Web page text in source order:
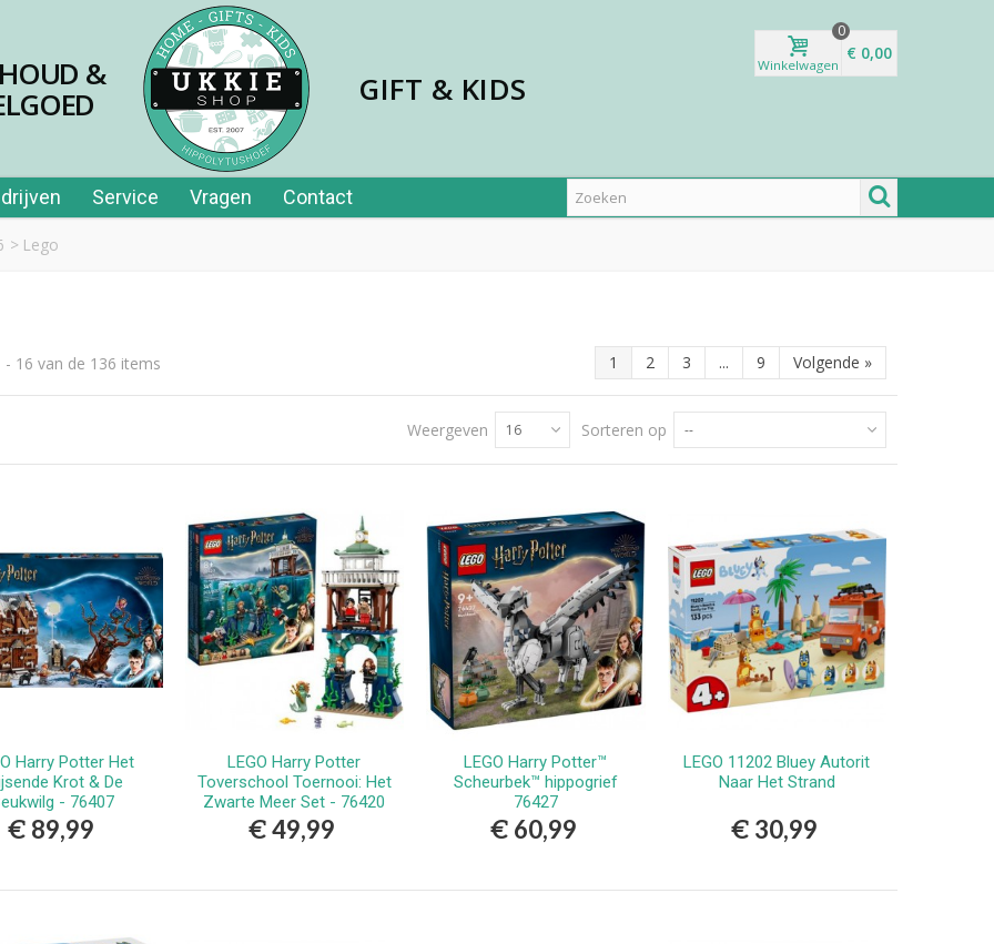
& GIFT & KIDS
Winkelwagen
0
€ 0,00
Service Vragen Contact
> Lego
papier 40st in tube
extra sterk/
meest...
/ voor vlek
1 2 3 ... 9 Volgende »
16 van de 136 items
Sorteren op --
Weergeven 16
Bestellen
Harry Potter Het
Krot & De
- 76407
€ 89,99
Bestellen
LEGO Harry Potter
Toverschool Toernooi: Het
Zwarte Meer Set - 76420
€ 49,99
Bestellen
LEGO Harry Potter™
Scheurbek™ hippogrief
76427
€ 60,99
Bestellen
LEGO 11202 Bluey Autorit
Naar Het Strand
€ 30,99